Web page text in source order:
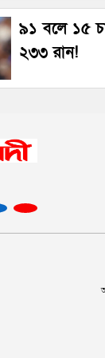
৯১ বলে ১৫
২৩৩ রান!